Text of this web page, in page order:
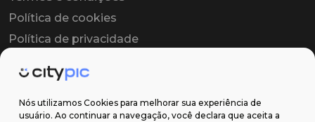
Nós utilizamos Cookies para melhorar sua experiência de
usuário. Ao continuar a navegação, você declara que aceita a
Política de cookies
Política de privacidade
Contrato de licença